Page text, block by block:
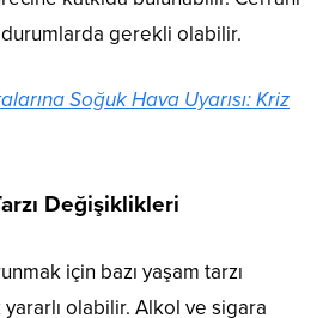
gerekli olabilir.
Soğuk Hava Uyarısı: Kriz
Değişiklikleri
için bazı yaşam tarzı
olabilir. Alkol ve sigara